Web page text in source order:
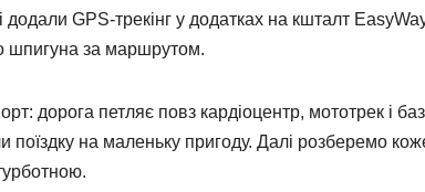
GPS-трекінг у додатках на кшталт
шпигуна за маршрутом.
дорога петляє повз кардіоцентр, мототрек і
на маленьку пригоду. Далі розберемо